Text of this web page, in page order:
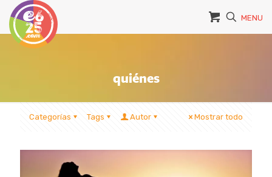
MENU
quiénes
Categorías Tags Autor Mostrar todo